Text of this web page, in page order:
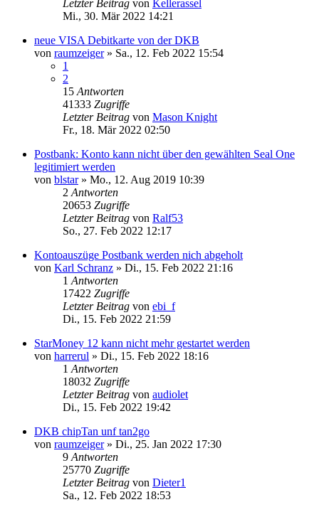
Letzter Beitrag von Kellerassel
Mi., 30. Mär 2022 14:21
neue VISA Debitkarte von der DKB
von raumzeiger» Sa., 12. Feb 2022 15:54
1
2
15 Antworten
41333 Zugriffe
Letzter Beitrag von Mason Knight
Fr., 18. Mär 2022 02:50
Postbank: Konto kann nicht über den gewählten Seal One
legitimiert werden
von blstar» Mo., 12. Aug 2019 10:39
2 Antworten
20653 Zugriffe
Letzter Beitrag von Ralf53
So., 27. Feb 2022 12:17
Kontoauszüge Postbank werden nich abgeholt
von Karl Schranz » Di., 15. Feb 2022 21:16
1 Antworten
17422 Zugriffe
Letzter Beitrag von ebi_f
Di., 15. Feb 2022 21:59
StarMoney 12 kann nicht mehr gestartet werden
von harrerul » Di., 15. Feb 2022 18:16
1 Antworten
18032 Zugriffe
Letzter Beitrag von audiolet
Di., 15. Feb 2022 19:42
DKB chipTan unf tan2go
von raumzeiger» Di., 25. Jan 2022 17:30
9 Antworten
25770 Zugriffe
Letzter Beitrag von Dieter1
Sa., 12. Feb 2022 18:53